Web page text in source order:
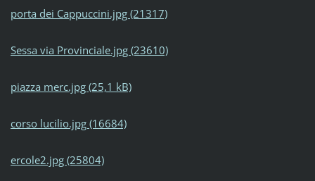
porta dei Cappuccini.jpg (21317)
Sessa via Provinciale.jpg (23610)
piazza merc.jpg (25,1 kB)
corso lucilio.jpg (16684)
ercole2.jpg (25804)